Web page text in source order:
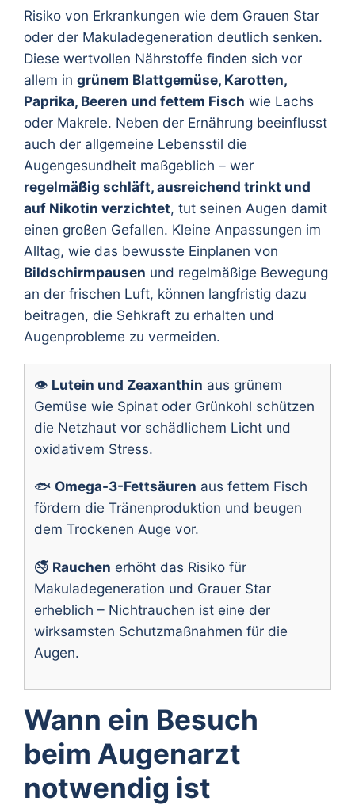
Risiko von Erkrankungen wie dem Grauen Star
oder der Makuladegeneration deutlich senken.
Diese wertvollen Nährstoffe finden sich vor
allem in grünem Blattgemüse, Karotten,
Paprika, Beeren und fettem Fisch wie Lachs
oder Makrele. Neben der Ernährung beeinflusst
auch der allgemeine Lebensstil die
Augengesundheit maßgeblich – wer
regelmäßig schläft, ausreichend trinkt und
auf Nikotin verzichtet, tut seinen Augen damit
einen großen Gefallen. Kleine Anpassungen im
Alltag, wie das bewusste Einplanen von
Bildschirmpausen und regelmäßige Bewegung
an der frischen Luft, können langfristig dazu
beitragen, die Sehkraft zu erhalten und
Augenprobleme zu vermeiden.
👁️ Lutein und Zeaxanthin aus grünem
Gemüse wie Spinat oder Grünkohl schützen
die Netzhaut vor schädlichem Licht und
oxidativem Stress.
🐟 Omega-3-Fettsäuren aus fettem Fisch
fördern die Tränenproduktion und beugen
dem Trockenen Auge vor.
🚭 Rauchen erhöht das Risiko für
Makuladegeneration und Grauer Star
erheblich – Nichtrauchen ist eine der
wirksamsten Schutzmaßnahmen für die
Augen.
Wann ein Besuch
beim Augenarzt
notwendig ist